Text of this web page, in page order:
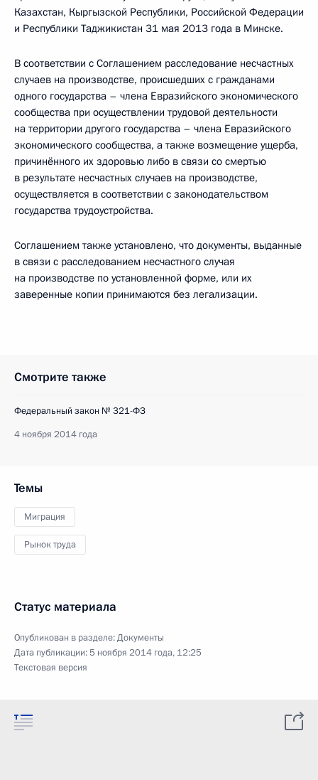
Казахстан, Кыргызской Республики, Российской Федерации
и Республики Таджикистан 31 мая 2013 года в Минске.
В соответствии с Соглашением расследование несчастных
случаев на производстве, происшедших с гражданами
одного государства – члена Евразийского экономического
сообщества при осуществлении трудовой деятельности
на территории другого государства – члена Евразийского
экономического сообщества, а также возмещение ущерба,
причинённого их здоровью либо в связи со смертью
в результате несчастных случаев на производстве,
осуществляется в соответствии с законодательством
государства трудоустройства.
Соглашением также установлено, что документы, выданные
в связи с расследованием несчастного случая
на производстве по установленной форме, или их
заверенные копии принимаются без легализации.
Смотрите также
Федеральный закон № 321-ФЗ
4 ноября 2014 года
Темы
Миграция
Рынок труда
Статус материала
Опубликован в разделе:Документы
Дата публикации:5 ноября 2014 года, 12:25
Текстовая версия